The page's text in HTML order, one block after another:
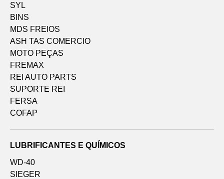
SYL
BINS
MDS FREIOS
ASH TAS COMERCIO
MOTO PEÇAS
FREMAX
REI AUTO PARTS
SUPORTE REI
FERSA
COFAP
LUBRIFICANTES E QUÍMICOS
WD-40
SIEGER